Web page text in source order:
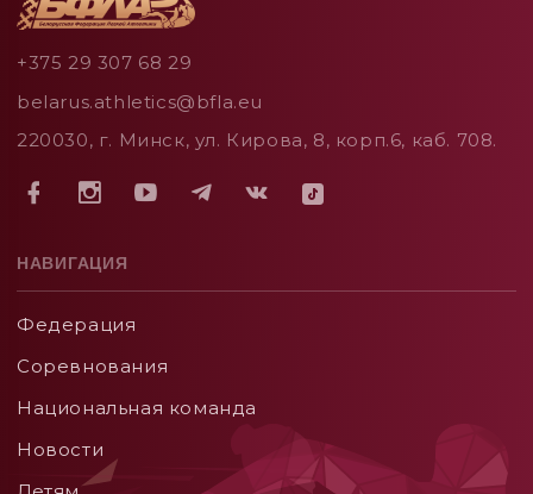
+375 29 307 68 29
belarus.athletics@bfla.eu
220030, г. Минск, ул. Кирова, 8, корп.6, каб. 708.
НАВИГАЦИЯ
Федерация
Соревнования
Национальная команда
Новости